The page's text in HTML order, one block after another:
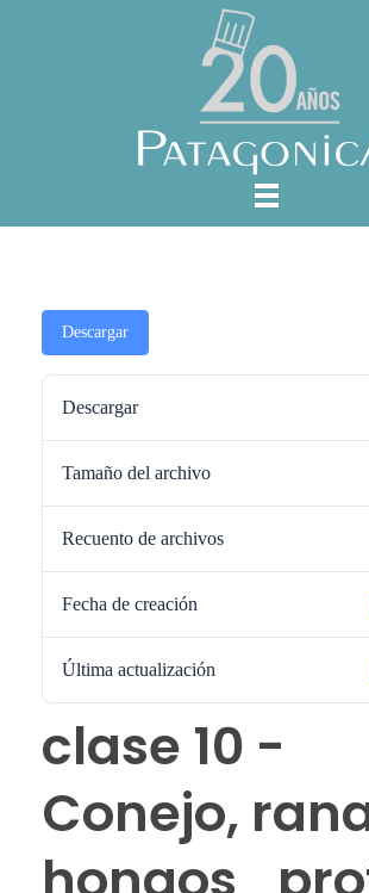
Descargar
Descargar
Tamaño del archivo
Recuento de archivos
Fecha de creación
Última actualización
clase 10 -
Conejo,